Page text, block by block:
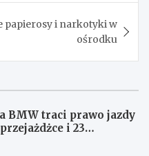
papierosy i narkotyki w
ośrodku
BMW traci prawo jazdy
i 23